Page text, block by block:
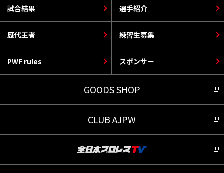
選手紹介
PWF rules
歴代王者
スポンサー
試合結果
練習生募集
GOODS SHOP
CLUB AJPW